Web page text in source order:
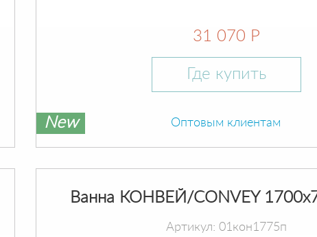
31 070 Р
Где купить
New Оптовым клиентам
Ванна КОНВЕЙ/CONVEY
Артикул: 01кон1775п